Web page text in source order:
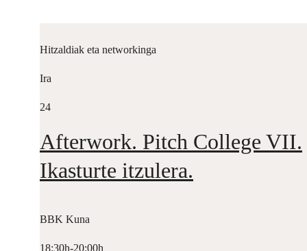
Hitzaldiak eta networkinga
Ira
24
Afterwork. Pitch College VII.
Ikasturte itzulera.
BBK Kuna
18:30h-20:00h